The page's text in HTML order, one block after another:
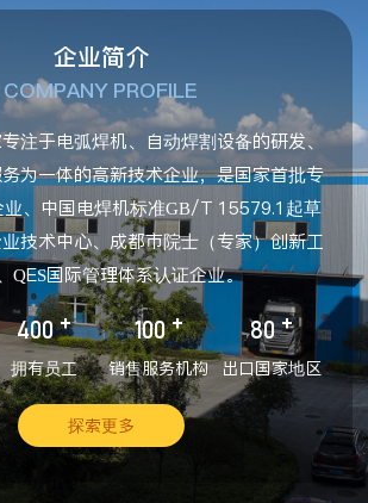
企业简介
COMPANY PROFILE
注于电弧焊机、自动焊割设备的研发、
为一体的高新技术企业，是国家首批专
业、中国电焊机标准GB/T 15579.1起草
技术中心、成都市院士（专家）创新工
QES国际管理体系认证企业。
400 +
拥有员工
100 +
销售服务机构
80 +
出口国家地区
探索更多